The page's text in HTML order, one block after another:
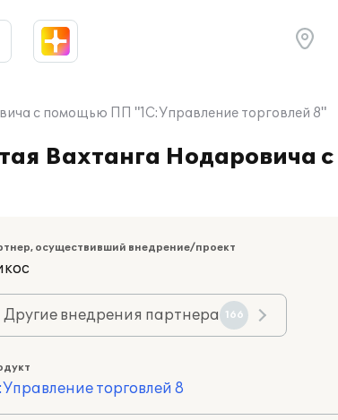
с помощью ПП "1С:Управление торговлей 8"
Вахтанга Нодаровича с
осуществивший внедрение/проект
Другие внедрения партнера 166
торговлей 8